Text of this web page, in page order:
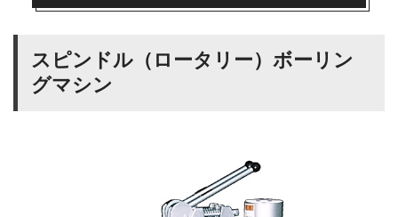
スピンドル（ロータリー）ボーリン
グマシン